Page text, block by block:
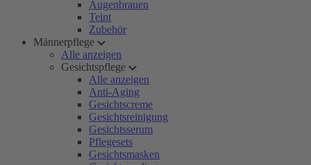
Augenbrauen
Teint
Zubehör
Männerpflege
Alle anzeigen
Gesichtspflege
Alle anzeigen
Anti-Aging
Gesichtscreme
Gesichtsreinigung
Gesichtsserum
Pflegesets
Gesichtsmasken